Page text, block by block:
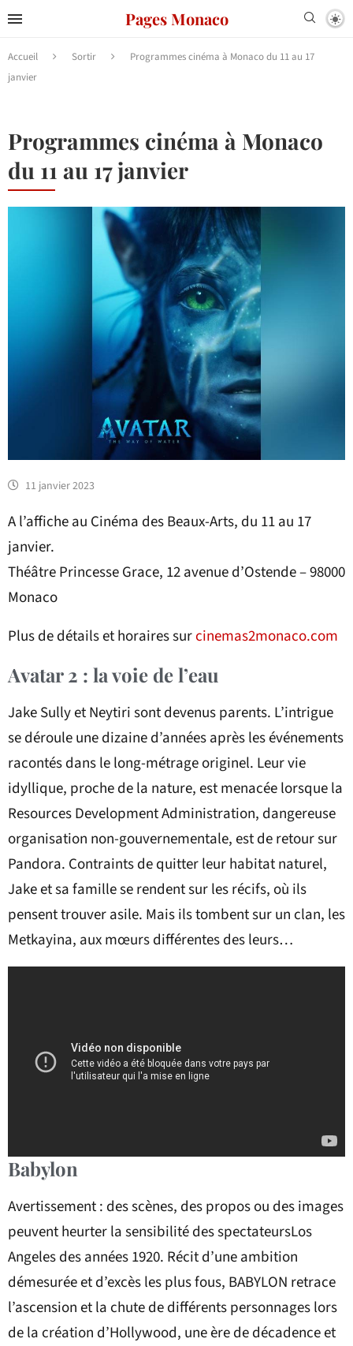
Pages Monaco
Accueil Sortir
Programmes cinéma à Monaco du 11 au 17
janvier
Programmes cinéma à Monaco
du 11 au 17 janvier
11 janvier 2023
A l’affiche au Cinéma des Beaux-Arts, du 11 au 17
janvier.
Théâtre Princesse Grace, 12 avenue d’Ostende – 98000
Monaco
Plus de détails et horaires surcinemas2monaco.com
Avatar 2 : la voie de l’eau
Jake Sully et Neytiri sont devenus parents. L’intrigue
se déroule une dizaine d’années après les événements
racontés dans le long-métrage originel. Leur vie
idyllique, proche de la nature, est menacée lorsque la
Resources Development Administration, dangereuse
organisation non-gouvernementale, est de retour sur
Pandora. Contraints de quitter leur habitat naturel,
Jake et sa famille se rendent sur les récifs, où ils
pensent trouver asile. Mais ils tombent sur un clan, les
Metkayina, aux mœurs différentes des leurs…
Babylon
Avertissement : des scènes, des propos ou des images
peuvent heurter la sensibilité des spectateursLos
Angeles des années 1920. Récit d’une ambition
démesurée et d’excès les plus fous, BABYLON retrace
l’ascension et la chute de différents personnages lors
de la création d’Hollywood, une ère de décadence et